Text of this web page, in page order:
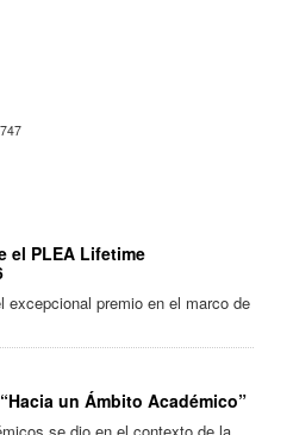
el PLEA Lifetime
excepcional premio en el marco de
un Ámbito Académico”